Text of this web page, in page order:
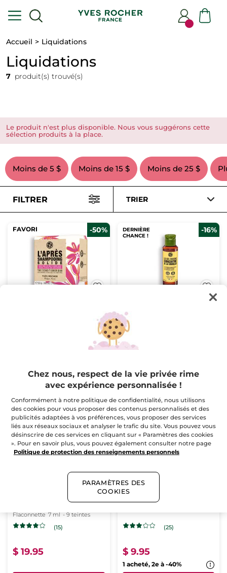
Accueil Liquidations
Liquidations
7 produit(s) trouvé(s)
Le produit n'est plus disponible. Nous vous suggérons cette
sélection produits à la place.
Moins de 5 $ Moins de 15 $ Moins de 25 $
FILTRER TRIER
FAVORI -50%
AJOUTER AU
PANIER
DERNIÈRE
CHANCE !
-16%
concentré à la vanille
Flacon
1 acheté, 2e à -40%
AJOUTER AU
PANIER
DERNIÈRE
CHANCE !
Grand Rouge L’élixir -
107 Rose intense mat
Flaconnette 7 ml - 9 teintes
(15)
$ 19.95
DERNIÈRE
CHANCE !
Aimant à Cosmétiques
Solides
(25)
$ 9.95
1 acheté, 2e à -40%
Chez nous, respect de la vie privée rime
avec expérience personnalisée !
Conformément à notre politique de confidentialité, nous utilisons
des cookies pour vous proposer des contenus personnalisés et des
publicités adaptées à vos préférences, vous proposer des services
liés aux réseaux sociaux et analyser le trafic du site. Vous pouvez vous
désinscrire de ces services en cliquant sur « Paramètres des cookies
». Pour en savoir plus, vous pouvez également consulter notre page
Politique de protection des renseignements personnels
PARAMÈTRES DES
COOKIES